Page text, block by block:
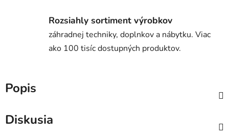
Rozsiahly sortiment výrobkov
záhradnej techniky, doplnkov a nábytku. Viac
ako 100 tisíc dostupných produktov.
Popis
Diskusia